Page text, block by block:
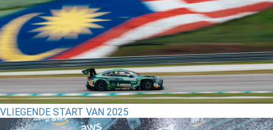
VLIEGENDE START VAN 2025